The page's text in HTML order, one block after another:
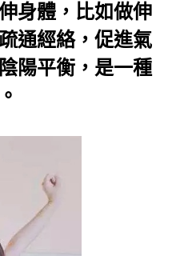
身體，比如做伸
通經絡，促進氣
陽平衡，是一種